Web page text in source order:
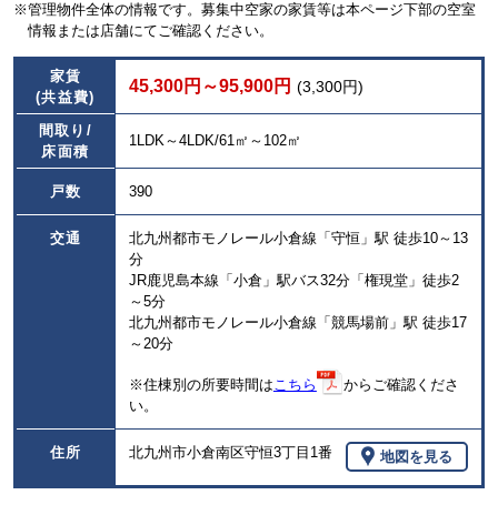
ま
す。
ま
※管理物件全体の情報です。募集中空家の家賃等は本ページ下部の空室
情報または店舗にてご確認ください。
家賃
(共益費)
45,300円～95,900円 (3,300円)
間取り/
床面積
1LDK～4LDK/61㎡～102㎡
戸数 390
交通
北九州都市モノレール小倉線「守恒」駅 徒歩10～13
分
JR鹿児島本線「小倉」駅バス32分「権現堂」徒歩2
～5分
北九州都市モノレール小倉線「競馬場前」駅 徒歩17
～20分
※住棟別の所要時間は こちら
からご確認くださ
い。
住所 北九州市小倉南区守恒3丁目1番 地図を見る